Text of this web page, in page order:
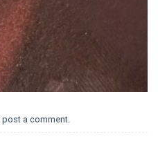
post a comment.